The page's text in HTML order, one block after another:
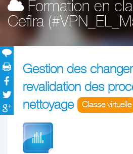
Formation en
Cefira
Gestion des
revalidation des
nettoyage
Classe virtuelle